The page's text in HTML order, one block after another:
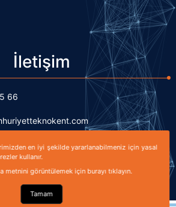
İletişim
66
Kardeşler Caddesi No: 7/2 (B Blok)
en iyi şekilde yararlanabilmeniz için yasal
kullanır.
metnini görüntülemek için burayı tıklayın.
Tamam